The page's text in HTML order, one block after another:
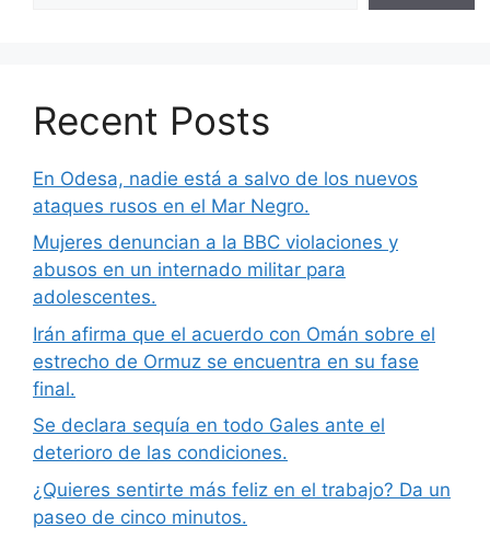
Recent Posts
En Odesa, nadie está a salvo de los nuevos
ataques rusos en el Mar Negro.
Mujeres denuncian a la BBC violaciones y
abusos en un internado militar para
adolescentes.
Irán afirma que el acuerdo con Omán sobre el
estrecho de Ormuz se encuentra en su fase
final.
Se declara sequía en todo Gales ante el
deterioro de las condiciones.
¿Quieres sentirte más feliz en el trabajo? Da un
paseo de cinco minutos.